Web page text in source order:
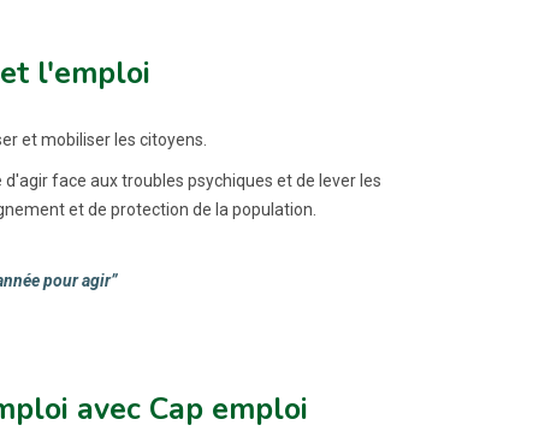
l'emploi
et mobiliser les citoyens.
face aux troubles psychiques et de lever les
et de protection de la population.
pour agir”
avec Cap emploi